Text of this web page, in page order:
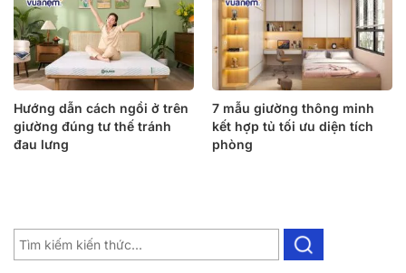
Hướng dẫn cách ngồi ở trên
giường đúng tư thế tránh
đau lưng
7 mẫu giường thông minh
kết hợp tủ tối ưu diện tích
phòng